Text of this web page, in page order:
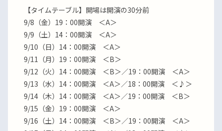
【タイムテーブル】開場は開演の30分前
9/8（金）19：00開演 ＜A＞
9/9（土）14：00開演 ＜A＞
9/10（日）14：00開演 ＜A＞
9/11（月）19：00開演 ＜B＞
9/12（火）14：00開演 ＜B＞／19：00開演 ＜A＞
9/13（水）14：00開演 ＜A＞／18：00開演 ＜♪＞
9/14（木）14：00開演 ＜A＞／19：00開演 ＜B＞
9/15（金）19：00開演 ＜A＞
9/16（土）14：00開演 ＜B＞／19：00開演 ＜A＞